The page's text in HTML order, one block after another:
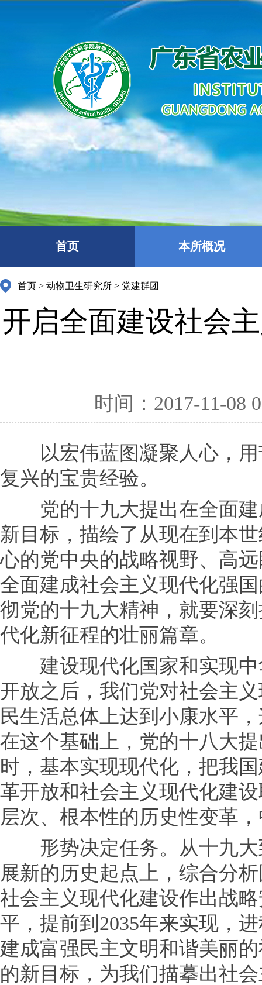
首页 本所概况
首页 > 动物卫生研究所 > 党建群团
开启全面建设社会
时间：2017-11-08
以宏伟蓝图凝聚人心，用
复兴的宝贵经验。
党的十九大提出在全面建
新目标，描绘了从现在到本
心的党中央的战略视野、高
全面建成社会主义现代化强
彻党的十九大精神，就要深
代化新征程的壮丽篇章。
建设现代化国家和实现中
开放之后，我们党对社会主
民生活总体上达到小康水平
在这个基础上，党的十八大
时，基本实现现代化，把我
革开放和社会主义现代化建
层次、根本性的历史性变革
形势决定任务。从十九大
展新的历史起点上，综合分
社会主义现代化建设作出战
平，提前到2035年来实现，
建成富强民主文明和谐美丽
的新目标，为我们描摹出社